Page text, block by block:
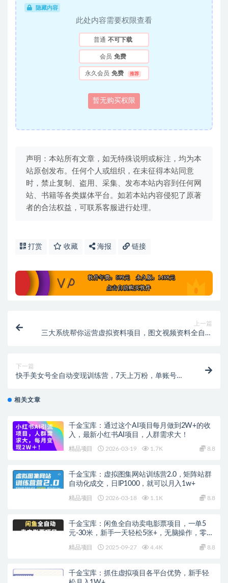
隐藏内容
此处内容需要权限查看
普通 不可下载
会员 免费
永久会员 免费 推荐
暂无购买权限
声明：本站所有文章，如无特殊说明或标注，均为本
站原创发布。任何个人或组织，在未征得本站同意
时，禁止复制、盗用、采集、发布本站内容到任何网
站、书籍等各类媒体平台。如若本站内容侵犯了原著
者的合法权益，可联系客服进行处理。
打赏 收藏 海报 链接
上一篇
三大系统帮你运营虚拟资料项目，图文视频资料全自动
下一篇
快手美女号全自动变现训练营，7天上万粉，单账号每
相关文章
千金宝库：通过这个AI项目每月做到2W+的收
入，最新小红书AI项目，人群需求大！
精品项目 2026-03-19 1.7K 8.8
千金宝库：虚拟图集网站训练营2.0，矩阵站群
自动化成交，日IP1000，就可以月入1w+
精品项目 2026-03-18 1.1K 8.8
千金宝库：闲鱼全自动卖电影票项目，一单5
元-30米，新手一天轻松5张+，无脑操作，零投
精品项目 2025-09-27 4.4K 8.8
千金宝库：抓住虚拟项目各平台优势，新手轻